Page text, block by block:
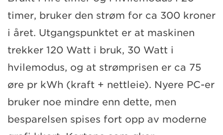
timer, bruker den strøm for ca 300 kroner
i året. Utgangspunktet er at maskinen
trekker 120 Watt i bruk, 30 Watt i
hvilemodus, og at strømprisen er ca 75
øre pr kWh (kraft + nettleie). Nyere PC-er
bruker noe mindre enn dette, men
besparelsen spises fort opp av moderne